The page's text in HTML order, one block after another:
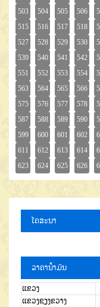
ໂຄສະນາ
ລາຄານໍ້າມັນ
ແຂວງ
ແຂວງຊຽງຂວາງ